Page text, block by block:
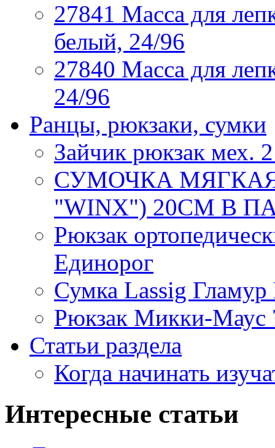
27841 Масса для
белый, 24/96
27840 Масса для
24/96
Ранцы, рюкзаки, сумки
Зайчик рюкзак мех.
СУМОЧКА
"WINX") 20СМ В
Рюкзак
Единорог
Сумка Lassig Гламур
Рюкзак Микки-Маус
Статьи раздела
Когда начинать
Интересные статьи